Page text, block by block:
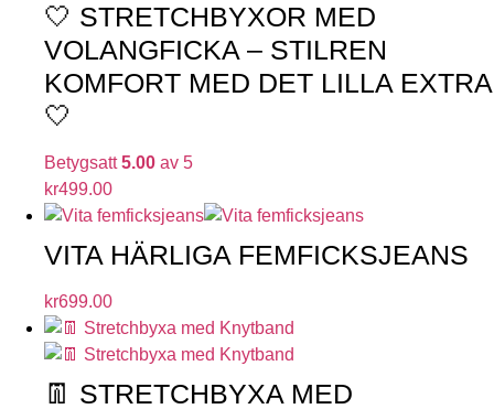
🤍 STRETCHBYXOR MED
VOLANGFICKA – STILREN
KOMFORT MED DET LILLA EXTRA
🤍
Betygsatt5.00 av 5
kr499.00
VITA HÄRLIGA FEMFICKSJEANS
kr699.00
👖 STRETCHBYXA MED